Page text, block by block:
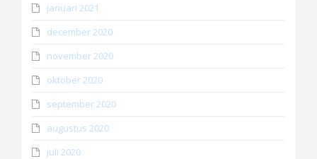
januari 2021
december 2020
november 2020
oktober 2020
september 2020
augustus 2020
juli 2020